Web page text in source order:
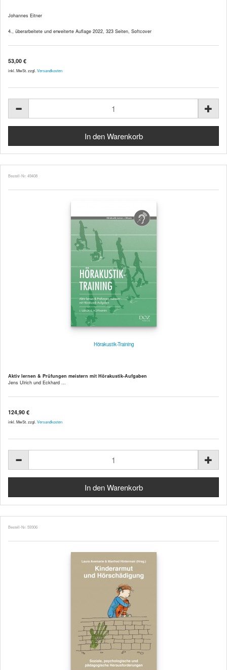
Johannes Eitner
4., überarbeitete und erweiterte Auflage 2022, 323 Seiten, Softcover
53,00 €
inkl. MwSt. zzgl. Versandkosten
Bestell-Nr. 49408
Hörakustik-Training
Aktiv lernen & Prüfungen meistern mit Hörakustik-Aufgaben
Jens Ulrich und Eckhard ...
124,90 €
inkl. MwSt. zzgl. Versandkosten
Bestell-Nr. 59306